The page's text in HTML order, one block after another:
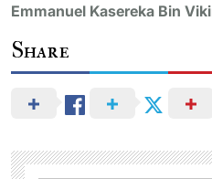
Emmanuel Kasereka Bin
Share